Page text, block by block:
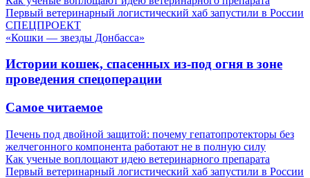
Первый ветеринарный логистический хаб запустили в России
СПЕЦПРОЕКТ
«Кошки — звезды Донбасса»
Истории кошек, спасенных из-под огня в зоне
проведения спецоперации
Самое читаемое
Печень под двойной защитой: почему гепатопротекторы без
желчегонного компонента работают не в полную силу
Как ученые воплощают идею ветеринарного препарата
Первый ветеринарный логистический хаб запустили в России